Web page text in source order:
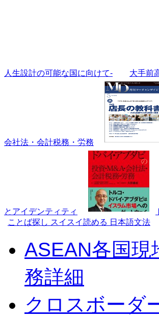
人生設計の可能な国に向けて- 大手前
会社法・会計税務・労務
とアイデンティティ
ことば探し スイスイ読める 日本語文法
ASEAN各国現
務詳細
クロスボーダ